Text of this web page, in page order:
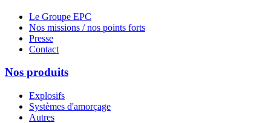
Le Groupe EPC
Nos missions / nos points forts
Presse
Contact
Nos produits
Explosifs
Systèmes d'amorçage
Autres